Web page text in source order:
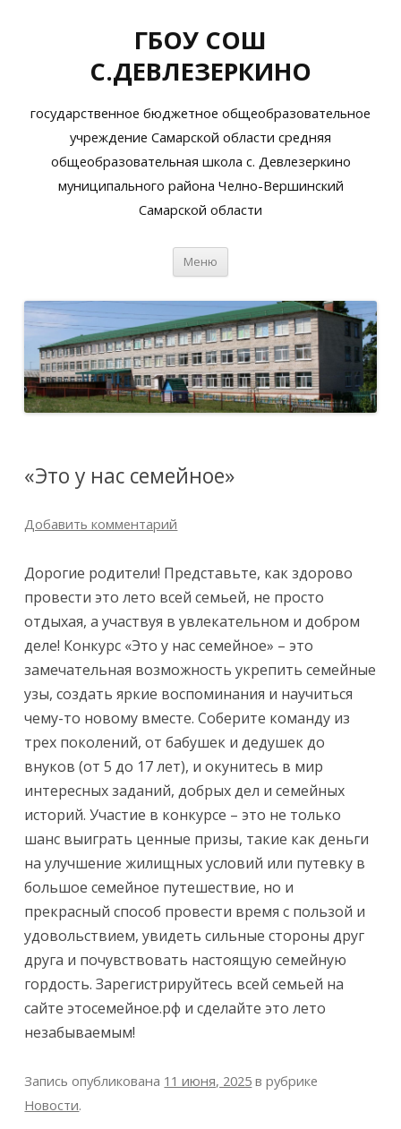
ГБОУ СОШ
С.ДЕВЛЕЗЕРКИНО
государственное бюджетное общеобразовательное
учреждение Самарской области средняя
общеобразовательная школа с. Девлезеркино
муниципального района Челно-Вершинский
Самарской области
Меню
«Это у нас семейное»
Добавить комментарий
Дорогие родители! Представьте, как здорово
провести это лето всей семьей, не просто
отдыхая, а участвуя в увлекательном и добром
деле! Конкурс «Это у нас семейное» – это
замечательная возможность укрепить семейные
узы, создать яркие воспоминания и научиться
чему-то новому вместе. Соберите команду из
трех поколений, от бабушек и дедушек до
внуков (от 5 до 17 лет), и окунитесь в мир
интересных заданий, добрых дел и семейных
историй. Участие в конкурсе – это не только
шанс выиграть ценные призы, такие как деньги
на улучшение жилищных условий или путевку в
большое семейное путешествие, но и
прекрасный способ провести время с пользой и
удовольствием, увидеть сильные стороны друг
друга и почувствовать настоящую семейную
гордость. Зарегистрируйтесь всей семьей на
сайте этосемейное.рф и сделайте это лето
незабываемым!
Запись опубликована 11 июня, 2025 в рубрике
Новости.